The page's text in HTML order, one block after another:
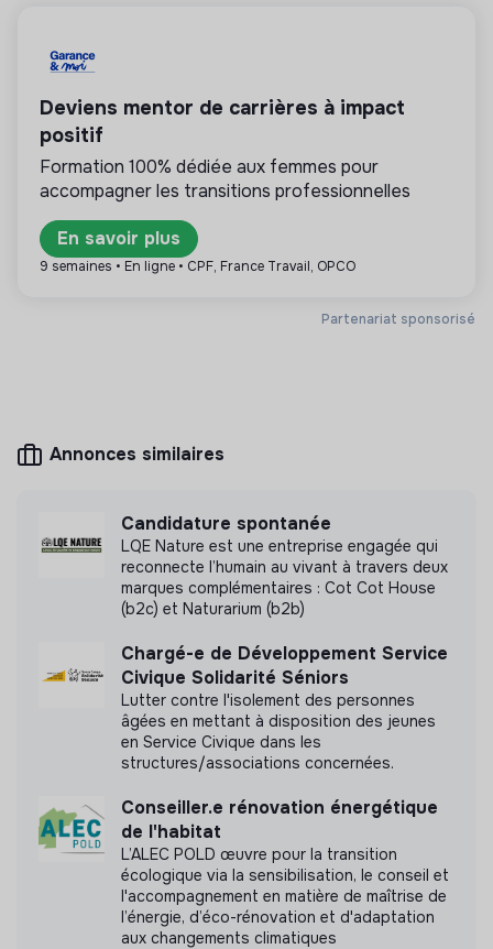
💡 Service public ou d’utilité publique
Cette structure est publique (collectivité
territoriale, agence d’Etat, ministère, …) ou sa
mission est d’intérêt général : énergie, gestion de
Secours populaire français - fédération des
Yvelines n'a pas encore transmis de mesure
Labels et certifications
Cette structure n'a pas souhaité nous
pu obtenir.
Documents
Partenariat sponsorisé
Deviens mentor de carrières à impact
positif
Formation 100% dédiée aux femmes pour
accompagner les transitions professionnelles
En savoir plus
9 semaines • En ligne • CPF, France Travail, OPCO
Annonces similaires
Candidature spontanée
LQE Nature est une entreprise engagée qui
reconnecte l’humain au vivant à travers deux
marques complémentaires : Cot Cot House
(b2c) et Naturarium (b2b)
Chargé-e de Développement Service
Civique Solidarité Séniors
Lutter contre l'isolement des personnes
âgées en mettant à disposition des jeunes
en Service Civique dans les
structures/associations concernées.
Conseiller.e rénovation énergétique
de l'habitat
L’ALEC POLD œuvre pour la transition
écologique via la sensibilisation, le conseil et
l'accompagnement en matière de maîtrise de
l’énergie, d’éco-rénovation et d'adaptation
aux changements climatiques